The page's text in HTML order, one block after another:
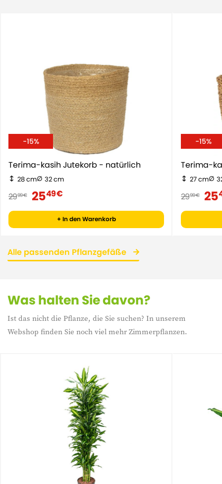
-15%
Terima-kasih Jutekorb - natürlich
28 cm 32 cm
2999 € 2549 €
+ In den Warenkorb
-15%
Terima-
27 cm
2999 € 25
Alle passenden Pflanzgefäße
Was halten Sie davon?
Ist das nicht die Pflanze, die Sie suchen? In unserem
Webshop finden Sie noch viel mehr Zimmerpflanzen.